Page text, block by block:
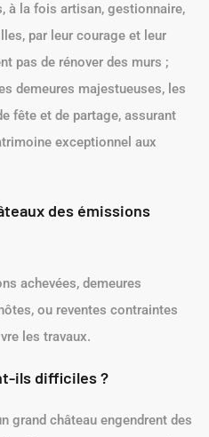
à la fois artisan, gestionnaire,
par leur courage et leur
pas de rénover des murs ;
demeures majestueuses, les
fête et de partage, assurant
exceptionnel aux
des émissions
achevées, demeures
ou reventes contraintes
les travaux.
ils difficiles ?
grand château engendrent des